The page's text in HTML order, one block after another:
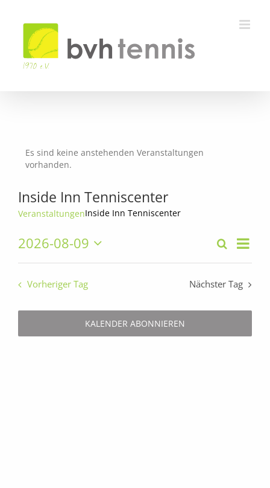
springen
Hinweis
Es sind keine anstehenden Veranstaltungen
vorhanden.
Inside Inn Tenniscenter
VeranstaltungenInside Inn Tenniscenter
Suche
und
Suche
Tag
2026-08-09
Datum
Vorheriger Tag Nächster Tag
KALENDER ABONNIEREN